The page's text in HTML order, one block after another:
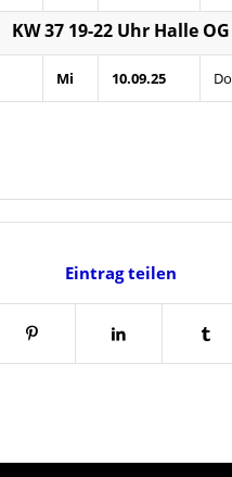
KW 37 19-22 Uhr Halle OG
Mi 10.09.25 Do
Eintrag teilen